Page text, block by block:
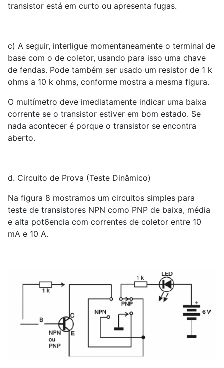
transistor está em curto ou apresenta fugas.
c) A seguir, interligue momentaneamente o terminal de
base com o de coletor, usando para isso uma chave
de fendas. Pode também ser usado um resistor de 1 k
ohms a 10 k ohms, conforme mostra a mesma figura.
O multímetro deve imediatamente indicar uma baixa
corrente se o transistor estiver em bom estado. Se
nada acontecer é porque o transistor se encontra
aberto.
d. Circuito de Prova (Teste Dinâmico)
Na figura 8 mostramos um circuitos simples para
teste de transistores NPN como PNP de baixa, média
e alta pot6encia com correntes de coletor entre 10
mA e 10 A.